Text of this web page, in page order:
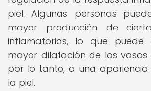
piel. Algunas personas
mayor producción de
inflamatorias, lo que
mayor dilatación de los vasos
por lo tanto, a una apariencia
la piel.